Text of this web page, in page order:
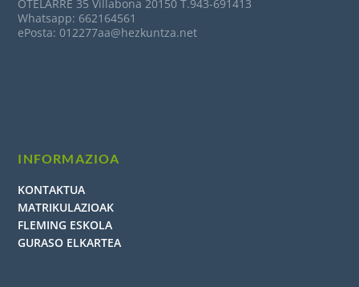
OTELARRE 35 Villabona 20150 T.943-691413
Whatsapp: 662164561
ePosta: 012277aa@hezkuntza.net
INFORMAZIOA
KONTAKTUA
MATRIKULAZIOAK
FLEMING ESKOLA
GURASO ELKARTEA